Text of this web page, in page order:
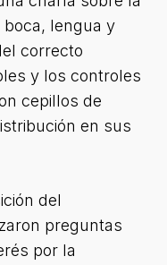
boca, lengua y
correcto
y los controles
cepillos de
en sus
del
preguntas
por la